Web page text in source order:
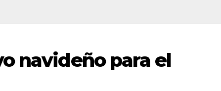
navideño para el